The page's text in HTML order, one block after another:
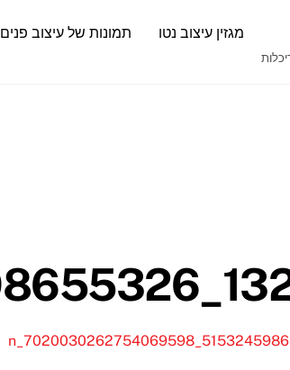
מגזין עיצוב נטו תמונות של עיצוב פנים